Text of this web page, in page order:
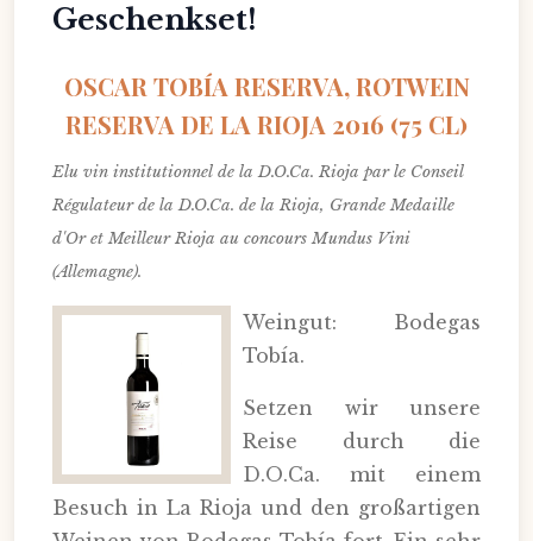
Geschenkset!
OSCAR TOBÍA RESERVA, ROTWEIN
RESERVA DE LA RIOJA 2016 (75 CL)
Elu vin institutionnel de la D.O.Ca. Rioja par le Conseil
Régulateur de la D.O.Ca. de la Rioja, Grande Medaille
d'Or et Meilleur Rioja au concours Mundus Vini
(Allemagne).
Weingut: Bodegas
Tobía.
Setzen wir unsere
Reise durch die
D.O.Ca. mit einem
Besuch in La Rioja und den großartigen